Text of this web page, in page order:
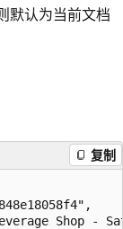
默认为当前文档
复制
Shop -